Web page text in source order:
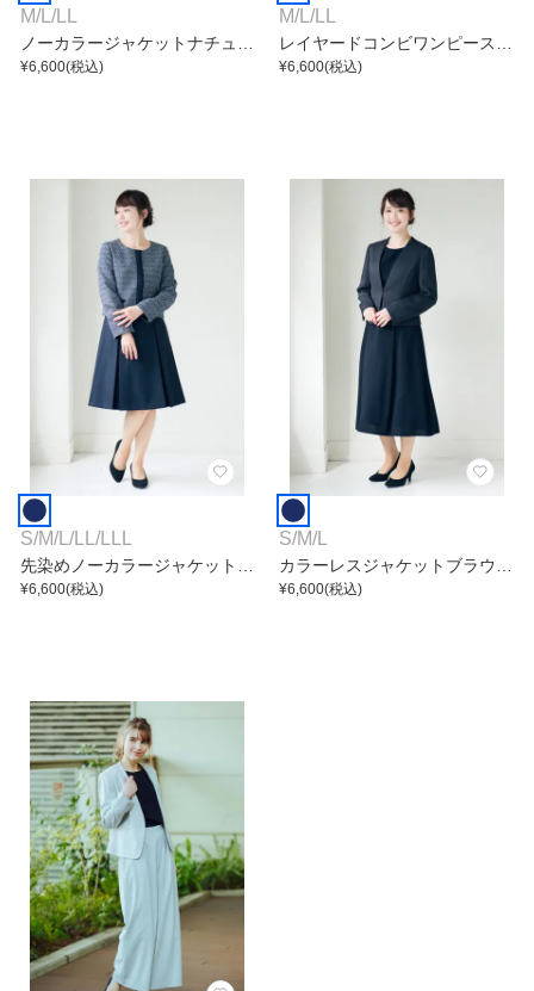
M/L /LL
ノーカラージャケットナチュラ
ルドビーパンツ
¥6,600(税込)
M/L /LL
レイヤードコンビワンピース付
き先染めツイードカラーレスジ
¥6,600(税込)
S/M/L /LL /LLL
先染めノーカラージャケットア
ンサンブル
¥6,600(税込)
S/M/L
カラーレスジャケットブラウス
ロングフレアスカート
¥6,600(税込)